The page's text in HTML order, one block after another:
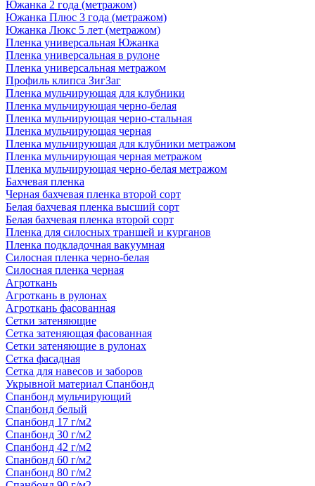
Южанка 2 года (метражом)
Южанка Плюс 3 года (метражом)
Южанка Люкс 5 лет (метражом)
Пленка универсальная Южанка
Пленка универсальная в рулоне
Пленка универсальная метражом
Профиль клипса ЗигЗаг
Пленка мульчирующая для клубники
Пленка мульчирующая черно-белая
Пленка мульчирующая черно-стальная
Пленка мульчирующая черная
Пленка мульчирующая для клубники метражом
Пленка мульчирующая черная метражом
Пленка мульчирующая черно-белая метражом
Бахчевая пленка
Черная бахчевая пленка второй сорт
Белая бахчевая пленка высший сорт
Белая бахчевая пленка второй сорт
Пленка для силосных траншей и курганов
Пленка подкладочная вакуумная
Силосная пленка черно-белая
Силосная пленка черная
Агроткань
Агроткань в рулонах
Агроткань фасованная
Сетки затеняющие
Сетка затеняющая фасованная
Сетки затеняющие в рулонах
Сетка фасадная
Сетка для навесов и заборов
Укрывной материал Спанбонд
Спанбонд мульчирующий
Спанбонд белый
Спанбонд 17 г/м2
Спанбонд 30 г/м2
Спанбонд 42 г/м2
Спанбонд 60 г/м2
Спанбонд 80 г/м2